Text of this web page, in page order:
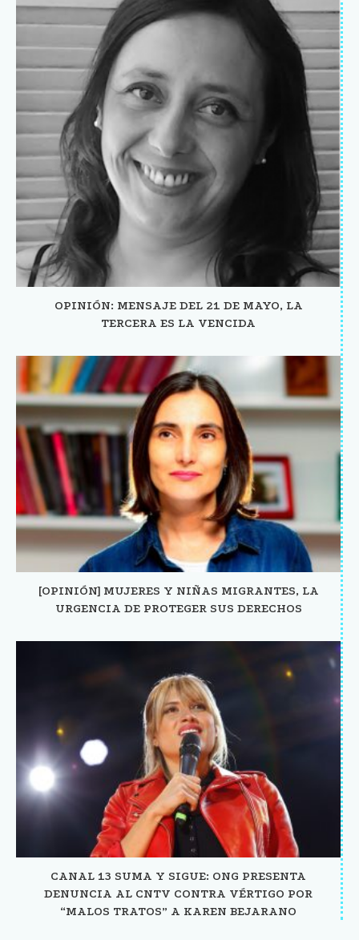
OPINIÓN: MENSAJE DEL 21 DE MAYO, LA
TERCERA ES LA VENCIDA
[OPINIÓN] MUJERES Y NIÑAS MIGRANTES, LA
URGENCIA DE PROTEGER SUS DERECHOS
CANAL 13 SUMA Y SIGUE: ONG PRESENTA
DENUNCIA AL CNTV CONTRA VÉRTIGO POR
“MALOS TRATOS” A KAREN BEJARANO